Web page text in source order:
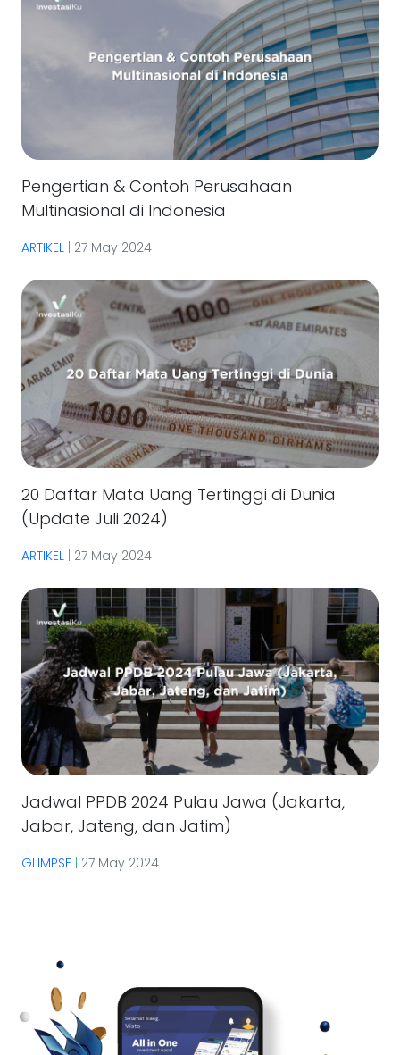
Pengertian & Contoh Perusahaan
Multinasional di Indonesia
ARTIKEL 27 May 2024
20 Daftar Mata Uang Tertinggi di Dunia
(Update Juli 2024)
ARTIKEL | 27 May 2024
Jadwal PPDB 2024 Pulau Jawa (Jakarta,
Jabar, Jateng, dan Jatim)
GLIMPSE 27 May 2024